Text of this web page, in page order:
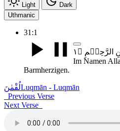
Light
Dark
Uthmanic
31:1
Im Namen
Barmherzigen.
لُقْمٰنَLuqmān - Luqmān
Previous Verse
Next Verse